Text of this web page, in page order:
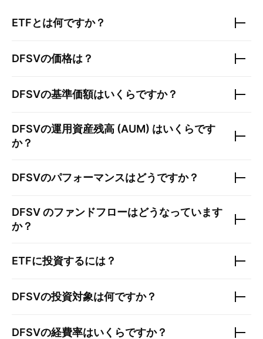
ETFとは何ですか？
DFSVの価格は？
DFSVの基準価額はいくらですか？
DFSVの運用資産残高 (AUM) はいくらです
か？
DFSVのパフォーマンスはどうですか？
DFSVのファンドフローはどうなっています
か？
ETFに投資するには？
DFSVの投資対象は何ですか？
DFSVの経費率はいくらですか？